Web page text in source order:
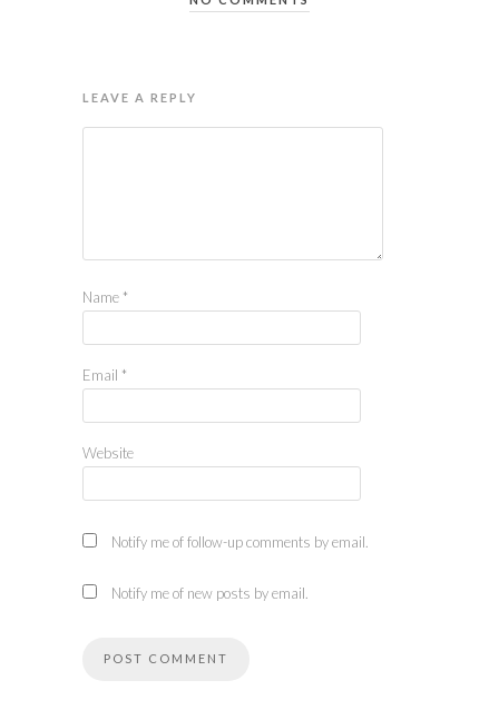
LEAVE A REPLY
Name *
Email *
Website
Notify me of follow-up comments by email.
Notify me of new posts by email.